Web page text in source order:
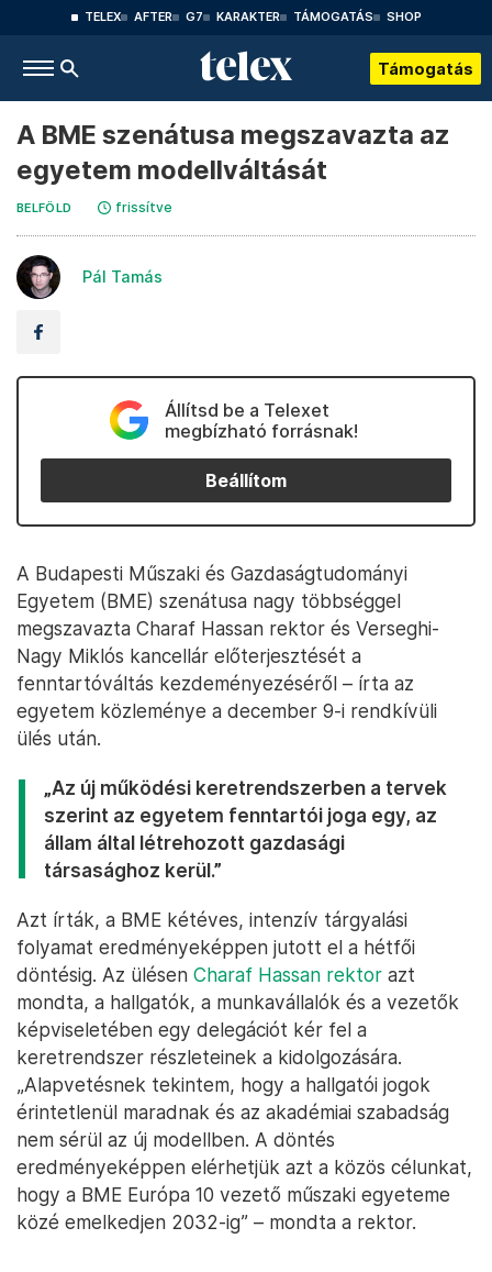
TELEX AFTER G7 KARAKTER TÁMOGATÁS SHOP
Támogatás
A BME szenátusa megszavazta az
egyetem modellváltását
BELFÖLD frissítve
Pál Tamás
Állítsd be a Telexet
megbízható forrásnak!
Beállítom
A Budapesti Műszaki és Gazdaságtudományi
Egyetem (BME) szenátusa nagy többséggel
megszavazta Charaf Hassan rektor és Verseghi-
Nagy Miklós kancellár előterjesztését a
fenntartóváltás kezdeményezéséről – írta az
egyetem közleménye a december 9-i rendkívüli
ülés után.
„Az új működési keretrendszerben a tervek
szerint az egyetem fenntartói joga egy, az
állam által létrehozott gazdasági
társasághoz kerül.”
Azt írták, a BME kétéves, intenzív tárgyalási
folyamat eredményeképpen jutott el a hétfői
döntésig. Az ülésen Charaf Hassan rektor azt
mondta, a hallgatók, a munkavállalók és a vezetők
képviseletében egy delegációt kér fel a
keretrendszer részleteinek a kidolgozására.
„Alapvetésnek tekintem, hogy a hallgatói jogok
érintetlenül maradnak és az akadémiai szabadság
nem sérül az új modellben. A döntés
eredményeképpen elérhetjük azt a közös célunkat,
hogy a BME Európa 10 vezető műszaki egyeteme
közé emelkedjen 2032-ig” – mondta a rektor.